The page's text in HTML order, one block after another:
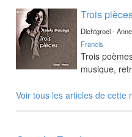
Trois
Dichtgroei -
Francis
Trois
musique,
Voir tous les articles de cette